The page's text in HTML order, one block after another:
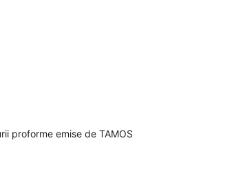
proforme emise de TAMOS